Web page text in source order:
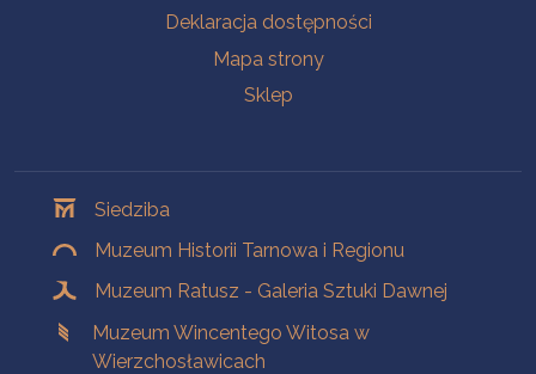
Deklaracja dostępności
Mapa strony
Sklep
Siedziba
Muzeum Historii Tarnowa i Regionu
Muzeum Ratusz - Galeria Sztuki Dawnej
Muzeum Wincentego Witosa w
Wierzchosławicach